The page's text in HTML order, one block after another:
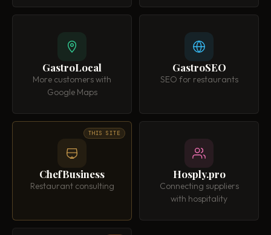
GastroLocal
More customers with
Google Maps
GastroSEO
SEO for restaurants
ChefBusiness
Restaurant consulting
THIS SITE
Hosply.pro
Connecting suppliers
with hospitality